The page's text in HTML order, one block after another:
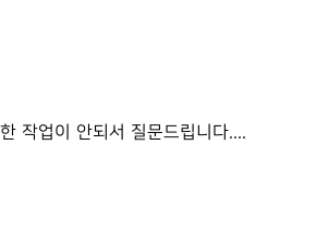
작업이 안되서 질문드립니다....